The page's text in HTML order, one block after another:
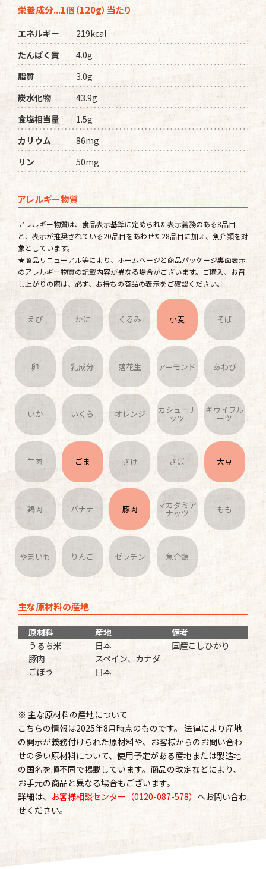
栄養成分...1個（120g）当たり
エネルギー
219kcal
たんぱく質
4.0g
脂質
3.0g
炭水化物
43.9g
食塩相当量
1.5g
カリウム
86mg
リン
50mg
アレルギー物質
アレルギー物質は、食品表示基準に定められた表示義務のある8品目
と、表示が推奨されている20品目をあわせた28品目に加え、魚介類を対
象としています。
★商品リニューアル等により、ホームページと商品パッケージ裏面表示
のアレルギー物質の記載内容が異なる場合がございます。ご購入、お召
し上がりの際は、必ず、お持ちの商品の表示をご確認ください。
えび かに くるみ 小麦 そば
卵 乳成分 落花生 アーモンド あわび
いか いくら オレンジ カシューナ
ッツ
キウイフル
ーツ
牛肉 ごま さけ さば 大豆
鶏肉 バナナ 豚肉 マカダミア
ナッツ もも
やまいも りんご ゼラチン 魚介類
主な原材料の産地
原材料 産地
備考
うるち米
日本
国産こしひかり
豚肉
スペイン、カナダ
ごぼう
日本
※ 主な原材料の産地について
こちらの情報は2025年8月時点のものです。 法律により産地
の開示が義務付けられた原材料や、お客様からのお問い合わ
せの多い原材料について、使用予定がある産地または製造地
の国名を順不同で掲載しています。商品の改定などにより、
お手元の商品と異なる場合もございます。
詳細は、 お客様相談センター（0120-087-578） へお問い合わ
せください。